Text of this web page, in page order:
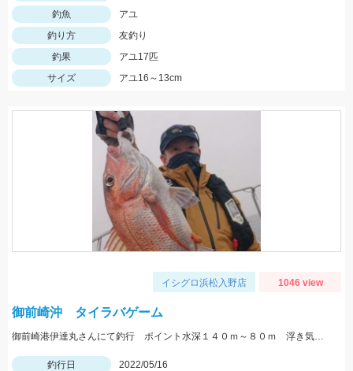
釣魚
アユ
釣り方
友釣り
釣果
アユ17匹
サイズ
アユ16～13cm
イシグロ浜松入野店 1046 view
御前崎沖 タイラバゲーム
御前崎港伊達丸さんにて釣行 ポイント水深１４０ｍ～８０ｍ 浮き気味のやる気のある真鯛を探す釣り方でした。
釣行日
2022/05/16